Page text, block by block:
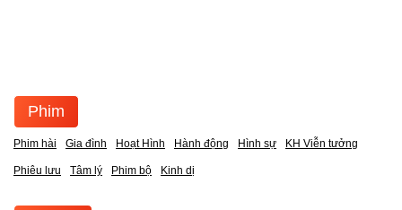
Phim
Phim hài Gia đình Hoạt Hình Hành động Hình sự KH Viễn tưởng
Phiêu lưu Tâm lý Phim bộ Kinh dị